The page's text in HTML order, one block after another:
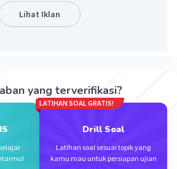
1
10:20
Balas
Lihat Iklan
yang terverifikasi?
LATIHAN SOAL GRATIS!
Drill Soal
Latihan soal sesuai topik yang
kamu mau untuk persiapan ujian